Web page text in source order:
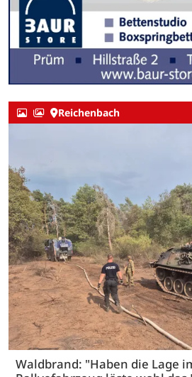
Reichenbach
Waldbrand: "Haben die Lage